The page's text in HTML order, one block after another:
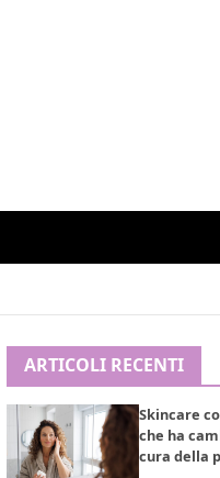
ARTICOLI RECENTI
Skincare
che ha
cura della